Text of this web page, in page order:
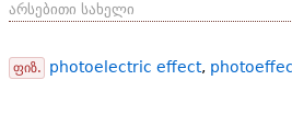
არსებითი სახელი
ფიზ. photoelectric effect,